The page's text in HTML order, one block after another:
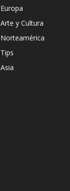
Europa
Arte y Cultura
Norteamérica
Tips
Asia